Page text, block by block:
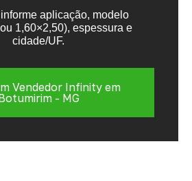
aplicação, modelo
1,60×2,50), espessura e
cidade/UF.
Vendedor Infinity em
- MG